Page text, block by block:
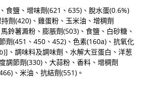
食鹽、增味劑(621、635)、脫水蛋(0.6%)
劑(420)、雞蛋粉、玉米油、增稠劑
鈴薯澱粉、膨脹劑(503)、食鹽、白砂糖、
劑(451、450、452)、色素(160a)、抗氧化
、調味料及調味劑、水解大豆蛋白、洋葱
調節劑(330)、大蒜粉、香料、增稠劑
、米油、抗結劑(551)。